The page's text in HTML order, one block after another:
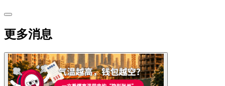
更多消息